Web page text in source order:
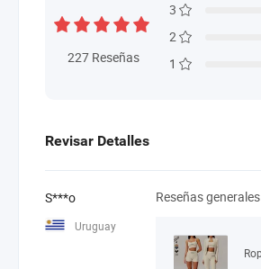
227 Reseñas
3
2
1
Revisar Detalles
S***o
Uruguay
Reseñas generales